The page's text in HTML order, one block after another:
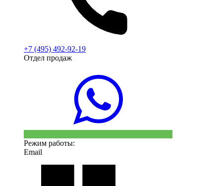
+7 (495) 492-92-19
Отдел продаж
Режим работы:
Email